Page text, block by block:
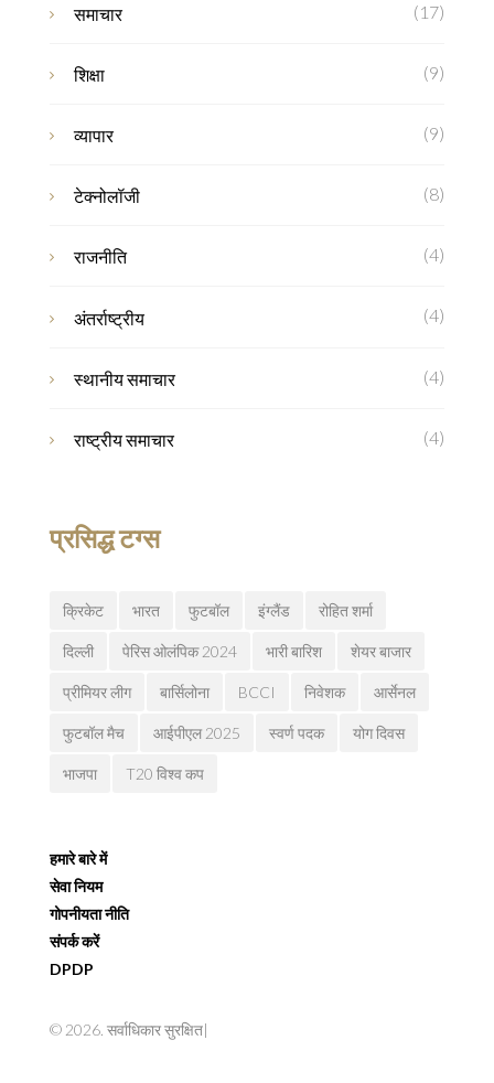
समाचार (17)
शिक्षा (9)
व्यापार (9)
टेक्नोलॉजी (8)
राजनीति (4)
अंतर्राष्ट्रीय (4)
स्थानीय समाचार (4)
राष्ट्रीय समाचार (4)
प्रसिद्ध टग्स
क्रिकेट भारत फुटबॉल इंग्लैंड रोहित शर्मा
दिल्ली पेरिस ओलंपिक 2024 भारी बारिश शेयर बाजार
प्रीमियर लीग बार्सिलोना BCCI निवेशक आर्सेनल
फुटबॉल मैच आईपीएल 2025 स्वर्ण पदक योग दिवस
भाजपा T20 विश्व कप
हमारे बारे में
सेवा नियम
गोपनीयता नीति
संपर्क करें
DPDP
© 2026. सर्वाधिकार सुरक्षित|